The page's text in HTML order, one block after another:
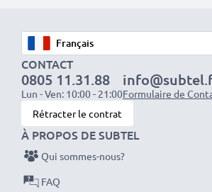
Veuillez noter: >> Une batterie de
lithium-ion avec une capacité plus
ou plus) dépassera légèrement en bas
mais conviendra tout de même à
cependant bien compatible avec
Optez pour CELLONIC et ne faites
sur la qualité. Passez votre
CONTACT
0805 11.31.88
Lun - Ven: 10:00 - 21:00Formulaire de
Rétracter le contrat
À PROPOS DE SUBTEL
Qui sommes-nous?
FAQ